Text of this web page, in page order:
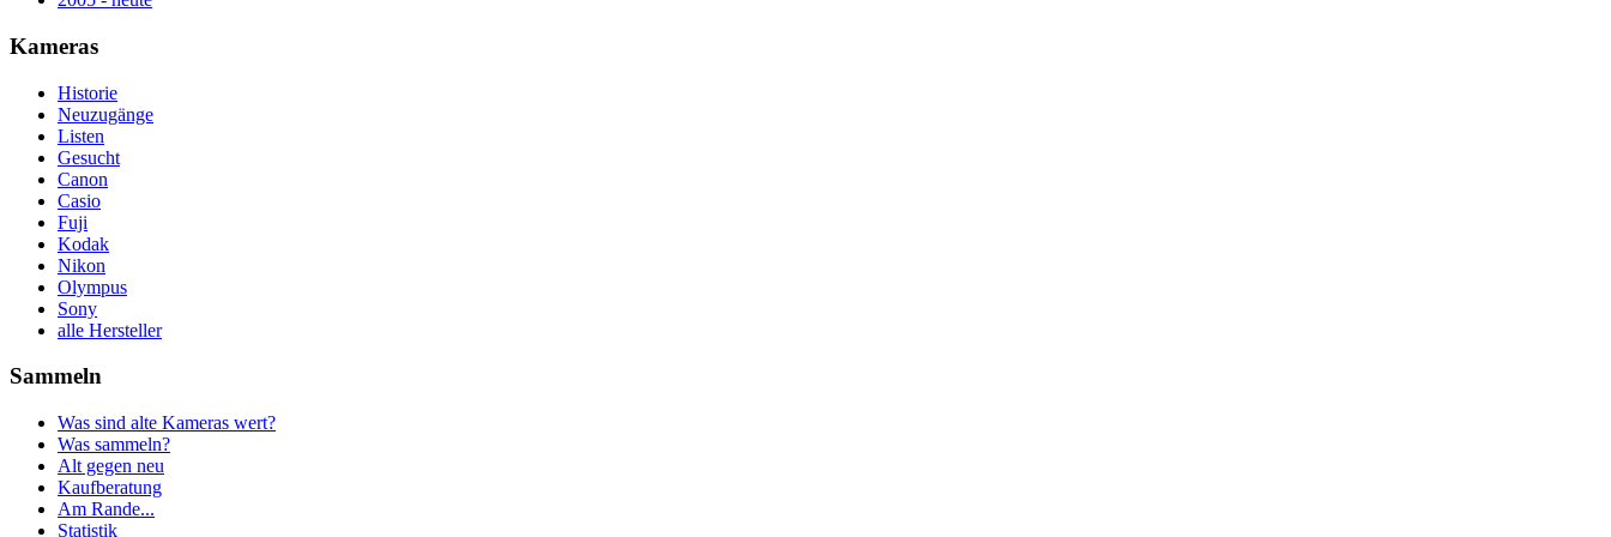
Kameras
Historie
Neuzugänge
Listen
Gesucht
Canon
Casio
Fuji
Kodak
Nikon
Olympus
Sony
alle Hersteller
Sammeln
Was sind alte Kameras wert?
Was sammeln?
Alt gegen neu
Kaufberatung
Am Rande...
Statistik